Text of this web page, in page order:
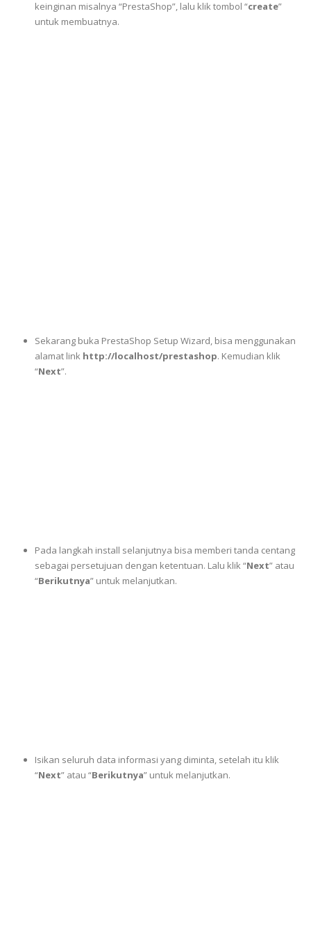
keinginan misalnya “PrestaShop”, lalu klik tombol “create”
untuk membuatnya.
Sekarang buka PrestaShop Setup Wizard, bisa menggunakan
alamat link http://localhost/prestashop. Kemudian klik
“Next”.
Pada langkah install selanjutnya bisa memberi tanda centang
sebagai persetujuan dengan ketentuan. Lalu klik “Next” atau
“Berikutnya” untuk melanjutkan.
Isikan seluruh data informasi yang diminta, setelah itu klik
“Next” atau “Berikutnya” untuk melanjutkan.